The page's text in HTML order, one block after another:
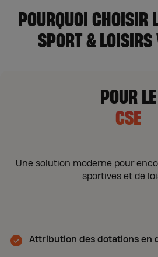
POURQUOI CHOISIR
SPORT &
POUR LE
CSE
Une solution moderne pour
sportives et de
Attribution des dotations en